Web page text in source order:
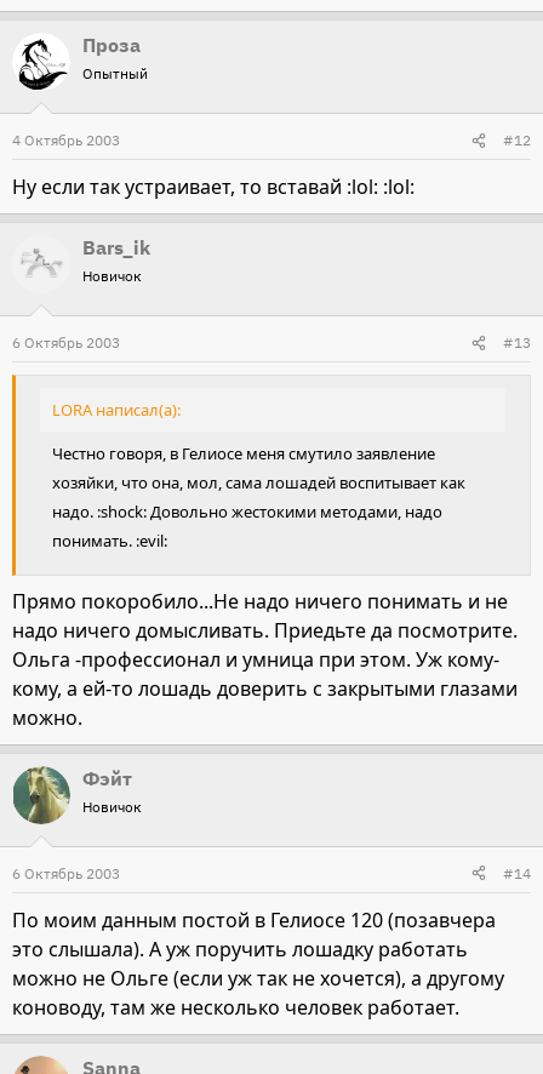
Проза
Опытный
4 Октябрь 2003 #12
Ну если так устраивает, то вставай :lol: :lol:
Bars_ik
Новичок
6 Октябрь 2003 #13
LORA написал(а):
Честно говоря, в Гелиосе меня смутило заявление
хозяйки, что она, мол, сама лошадей воспитывает как
надо. :shock: Довольно жестокими методами, надо
понимать. :evil:
Прямо покоробило...Не надо ничего понимать и не
надо ничего домысливать. Приедьте да посмотрите.
Ольга -профессионал и умница при этом. Уж кому-
кому, а ей-то лошадь доверить с закрытыми глазами
можно.
Фэйт
Новичок
6 Октябрь 2003 #14
По моим данным постой в Гелиосе 120 (позавчера
это слышала). А уж поручить лошадку работать
можно не Ольге (если уж так не хочется), а другому
коноводу, там же несколько человек работает.
Sanna